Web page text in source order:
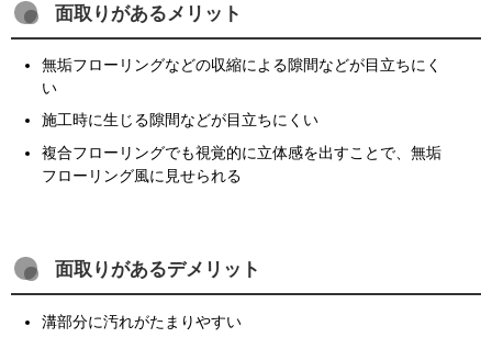
面取りがあるメリット
無垢フローリングなどの収縮による隙間などが目立ちにく
い
施工時に生じる隙間などが目立ちにくい
複合フローリングでも視覚的に立体感を出すことで、無垢
フローリング風に見せられる
面取りがあるデメリット
溝部分に汚れがたまりやすい